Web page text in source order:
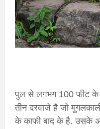
पुल से लगभग 100 फीट के
तीन दरवाजे है जो
के काफी बाद के है. उसके